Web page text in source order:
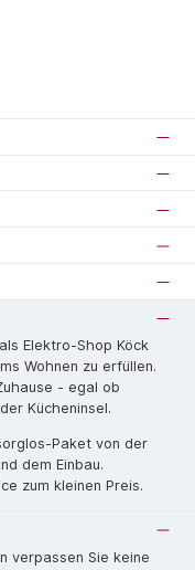
Elektro-Shop Köck
Wohnen zu erfüllen.
- egal ob
Kücheninsel.
Pa­ket von der
dem Einbau.
zum kleinen Preis.
verpassen Sie keine